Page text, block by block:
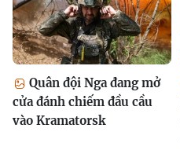
Quân đội Nga đang mở
cửa đánh chiếm đầu cầu
vào Kramatorsk